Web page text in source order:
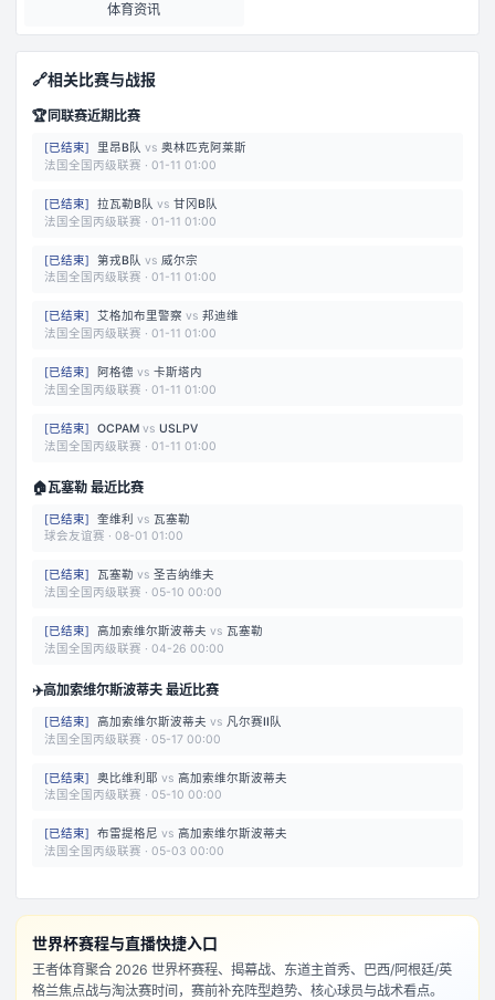
体育资讯
🔗相关比赛与战报
🏆同联赛近期比赛
[已结束] 里昂B队 vs 奥林匹克阿莱斯
法国全国丙级联赛 · 01-11 01:00
[已结束] 拉瓦勒B队 vs 甘冈B队
法国全国丙级联赛 · 01-11 01:00
[已结束] 第戎B队 vs 威尔宗
法国全国丙级联赛 · 01-11 01:00
[已结束] 艾格加布里警察 vs 邦迪维
法国全国丙级联赛 · 01-11 01:00
[已结束] 阿格德 vs 卡斯塔内
法国全国丙级联赛 · 01-11 01:00
[已结束] OCPAM vs USLPV
法国全国丙级联赛 · 01-11 01:00
🏠瓦塞勒 最近比赛
[已结束] 奎维利 vs 瓦塞勒
球会友谊赛 · 08-01 01:00
[已结束] 瓦塞勒 vs 圣吉纳维夫
法国全国丙级联赛 · 05-10 00:00
[已结束] 高加索维尔斯波蒂夫 vs 瓦塞勒
法国全国丙级联赛 · 04-26 00:00
✈️高加索维尔斯波蒂夫 最近比赛
[已结束] 高加索维尔斯波蒂夫 vs 凡尔赛II队
法国全国丙级联赛 · 05-17 00:00
[已结束] 奥比维利耶 vs 高加索维尔斯波蒂夫
法国全国丙级联赛 · 05-10 00:00
[已结束] 布雷提格尼 vs 高加索维尔斯波蒂夫
法国全国丙级联赛 · 05-03 00:00
世界杯赛程与直播快捷入口
王者体育聚合 2026 世界杯赛程、揭幕战、东道主首秀、巴西/阿根廷/英
格兰焦点战与淘汰赛时间，赛前补充阵型趋势、核心球员与战术看点。